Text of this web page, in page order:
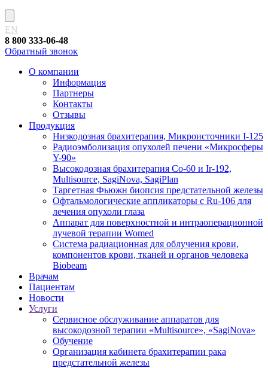
EN
8 800 333-06-48
Обратный звонок
О компании
Информация
Партнеры
Контакты
Отзывы
Продукция
Низкодозная брахитерапия, Микроисточники I-125
Радиоэмболизация опухолей печени «Микросферы
Y-90»
Высокодозная брахитерапия Co-60 и Ir-192,
Multisource, SagiNova, SagiPlan
Таргетная Фьюжн биопсия предстательной железы
Офтальмологические аппликаторы с Ru-106 для
лечения опухоли глаза
Аппарат для поверхностной и интраоперационной
лучевой терапии Womed
Система радиационная для облучения крови,
компонентов крови, тканей и органов человека
Biobeam
Врачам
Пациентам
Новости
Услуги
Сервисное обслуживание аппаратов для
высокодозной терапии «Multisource», «SagiNova»
Обучение
Организация кабинета брахитерапии рака
предстательной железы